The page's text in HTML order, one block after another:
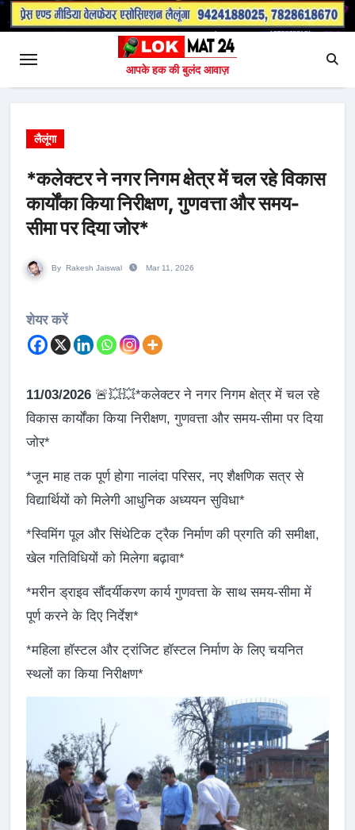
आपके हक की बुलंद आवाज़
लैलूंगा
*कलेक्टर ने नगर निगम क्षेत्र में चल रहे विकास
कार्योंका किया निरीक्षण, गुणवत्ता और समय-
सीमा पर दिया जोर*
By Rakesh Jaiswal Mar 11, 2026
शेयर करें
11/03/2026 🚨💥💥*कलेक्टर ने नगर निगम क्षेत्र में चल रहे
विकास कार्योंका किया निरीक्षण, गुणवत्ता और समय-सीमा पर दिया
जोर*
*जून माह तक पूर्ण होगा नालंदा परिसर, नए शैक्षणिक सत्र से
विद्यार्थियों को मिलेगी आधुनिक अध्ययन सुविधा*
*स्विमिंग पूल और सिंथेटिक ट्रैक निर्माण की प्रगति की समीक्षा,
खेल गतिविधियों को मिलेगा बढ़ावा*
*मरीन ड्राइव सौंदर्यीकरण कार्य गुणवत्ता के साथ समय-सीमा में
पूर्ण करने के दिए निर्देश*
*महिला हॉस्टल और ट्रांजिट हॉस्टल निर्माण के लिए चयनित
स्थलों का किया निरीक्षण*